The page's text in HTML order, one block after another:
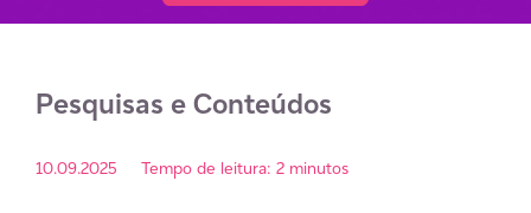
Pesquisas e Conteúdos
10.09.2025 Tempo de leitura: 2 minutos